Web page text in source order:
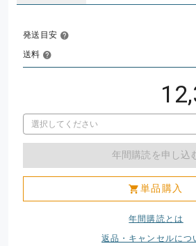
発送目安
送料
年間購読を申し込
単品購入
年間購読とは
返品・キャンセルにつ